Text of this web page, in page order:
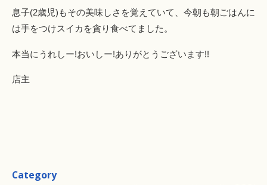
息子(2歳児)もその美味しさを覚えていて、今朝も朝ごはんに
は手をつけスイカを貪り食べてました。
本当にうれしー!おいしー!ありがとうございます!!
店主
Category